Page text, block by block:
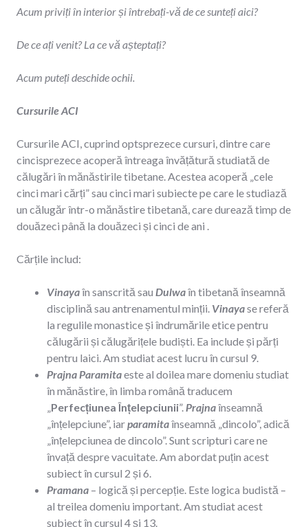
Acum priviți în interior și întrebați-vă de ce sunteți aici?
De ce ați venit? La ce vă așteptați?
Acum puteți deschide ochii.
Cursurile ACI
Cursurile ACI, cuprind optsprezece cursuri, dintre care
cincisprezece acoperă întreaga învățătură studiată de
călugări în mănăstirile tibetane. Acestea acoperă „cele
cinci mari cărți” sau cinci mari subiecte pe care le studiază
un călugăr într-o mănăstire tibetană, care durează timp de
douăzeci până la douăzeci și cinci de ani .
Cărțile includ:
Vinayaîn sanscrită sau Dulwaîn tibetană înseamnă
disciplină sau antrenamentul minții. Vinayase referă
la regulile monastice și îndrumările etice pentru
călugării și călugărițele budiști. Ea include și părți
pentru laici. Am studiat acest lucru în cursul 9.
Prajna Paramitaeste al doilea mare domeniu studiat
în mănăstire, în limba română traducem
„Perfecțiunea Înțelepciunii”.Prajnaînseamnă
„înțelepciune”, iarparamitaînseamnă „dincolo”, adică
„înțelepciunea de dincolo”. Sunt scripturi care ne
învață despre vacuitate. Am abordat puțin acest
subiect în cursul 2 și 6.
Pramana – logică și percepție. Este logica budistă –
al treilea domeniu important. Am studiat acest
subiect în cursul 4 și 13.